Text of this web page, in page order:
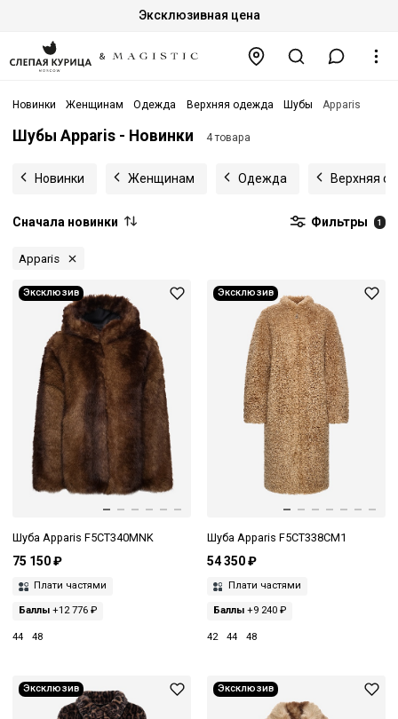
Эксклюзивная цена
Новинки Женщинам Одежда Верхняя одежда Шубы Apparis
Шубы Apparis - Новинки 4 товара
Новинки Женщинам Одежда Верхняя
Сначала новинки Фильтры 1
Apparis
Эксклюзив
Шуба Apparis F5CT340MNK
75 150 ₽
Плати частями
Баллы +12 776 ₽
44 48
Эксклюзив
Шуба Apparis F5CT338CM1
54 350 ₽
Плати частями
Баллы+9 240 ₽
42 44 48
Эксклюзив Эксклюзив